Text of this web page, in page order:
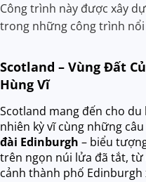
Công trình này được xây
trong những công trình
Scotland – Vùng Đất
Hùng Vĩ
Scotland mang đến cho
nhiên kỳ vĩ cùng những
đài Edinburgh – biểu
trên ngọn núi lửa đã tắt,
cảnh thành phố Edinburgh